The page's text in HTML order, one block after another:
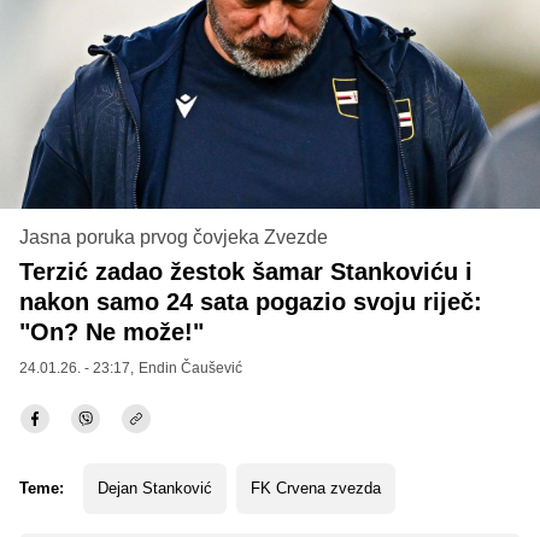
Jasna poruka prvog čovjeka Zvezde
Terzić zadao žestok šamar Stankoviću i
nakon samo 24 sata pogazio svoju riječ:
"On? Ne može!"
24.01.26. - 23:17, Endin Čaušević
Teme: Dejan Stanković FK Crvena zvezda